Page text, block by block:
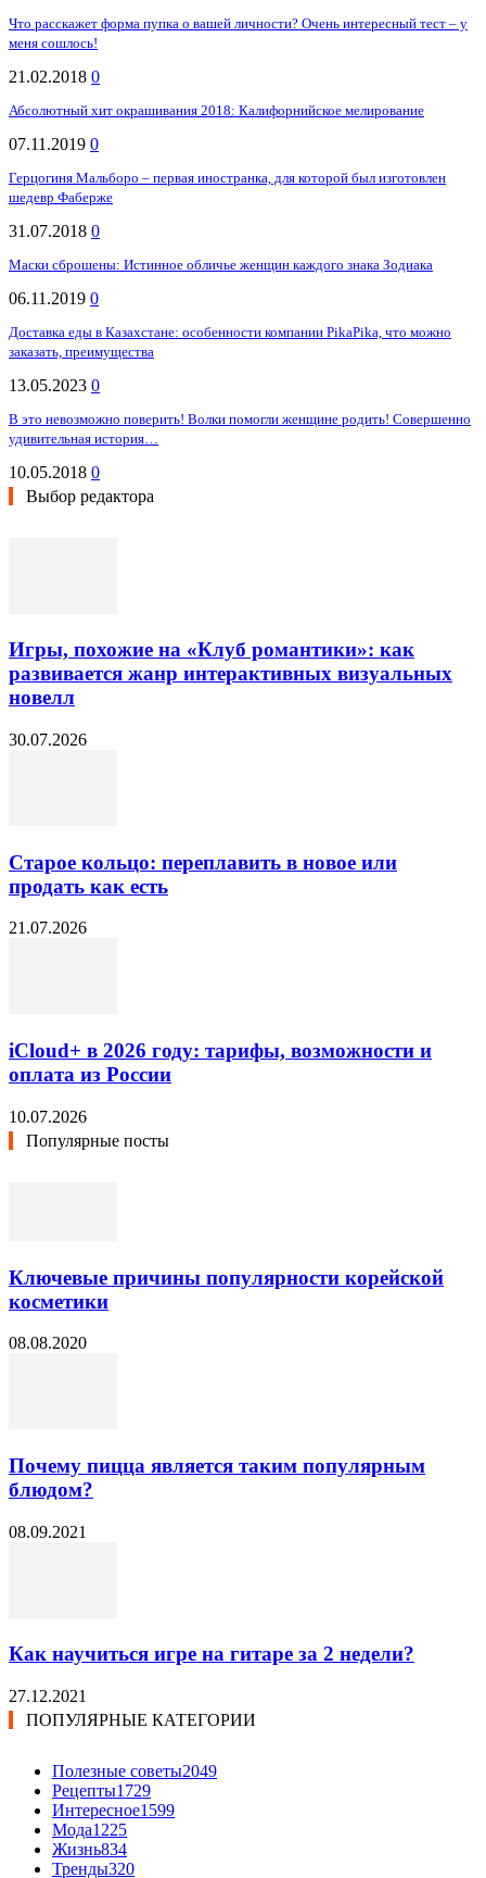
Что расскажет форма пупка о вашей личности? Очень интересный тест – у
меня сошлось!
21.02.2018 0
Абсолютный хит окрашивания 2018: Калифорнийское мелирование
07.11.2019 0
Герцогиня Мальборо – первая иностранка, для которой был изготовлен
шедевр Фаберже
31.07.2018 0
Маски сброшены: Истинное обличье женщин каждого знака Зодиака
06.11.2019 0
Доставка еды в Казахстане: особенности компании PikaPika, что можно
заказать, преимущества
13.05.2023 0
В это невозможно поверить! Волки помогли женщине родить! Совершенно
удивительная история…
10.05.2018 0
Выбор редактора
Игры, похожие на «Клуб романтики»: как
развивается жанр интерактивных визуальных
новелл
30.07.2026
Старое кольцо: переплавить в новое или
продать как есть
21.07.2026
iCloud+ в 2026 году: тарифы, возможности и
оплата из России
10.07.2026
Популярные посты
Ключевые причины популярности корейской
косметики
08.08.2020
Почему пицца является таким популярным
блюдом?
08.09.2021
Как научиться игре на гитаре за 2 недели?
27.12.2021
ПОПУЛЯРНЫЕ КАТЕГОРИИ
Полезные советы2049
Рецепты1729
Интересное1599
Мода1225
Жизнь834
Тренды320